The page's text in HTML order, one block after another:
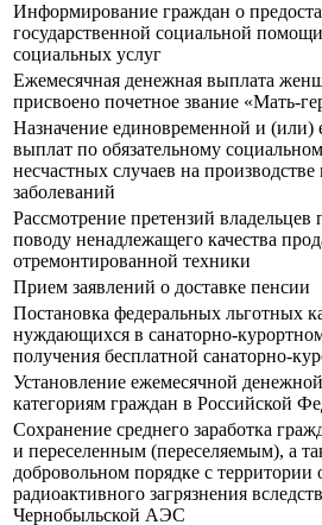
Информирование граждан о
государственной социальной
социальных услуг
Ежемесячная денежная выплата
присвоено почетное звание «Мать-
Назначение единовременной и (или)
выплат по обязательному
несчастных случаев на
заболеваний
Рассмотрение претензий
поводу ненадлежащего качества
отремонтированной техники
Прием заявлений о доставке пенсии
Постановка федеральных льготных
нуждающихся в санаторно-
получения бесплатной санаторно-
Установление ежемесячной
категориям граждан в Российской
Сохранение среднего заработка
и переселенным (переселяемым), а
добровольном порядке с территории
радиоактивного загрязнения
Чернобыльской АЭС